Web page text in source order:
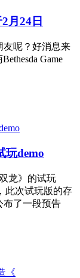
月24日
友呢？好消息来
Game
玩demo
龙》的试玩
此次试玩版的存
布了一段预告